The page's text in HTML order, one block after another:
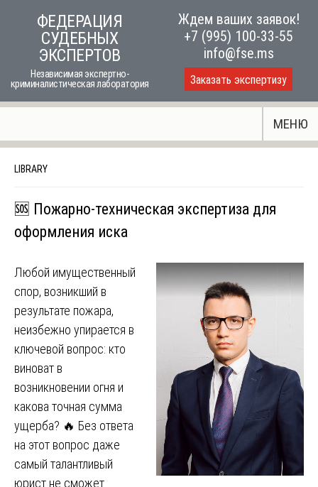
ФЕДЕРАЦИЯ
СУДЕБНЫХ
ЭКСПЕРТОВ
Независимая экспертно-
криминалистическая лаборатория
Ждем ваших заявок!
+7 (995) 100-33-55
info@fse.ms
Заказать экспертизу
МЕНЮ
LIBRARY
🆘 Пожарно-техническая экспертиза для
оформления иска
Любой имущественный
спор, возникший в
результате пожара,
неизбежно упирается в
ключевой вопрос: кто
виноват в
возникновении огня и
какова точная сумма
ущерба? 🔥 Без ответа
на этот вопрос даже
самый талантливый
юрист не сможет